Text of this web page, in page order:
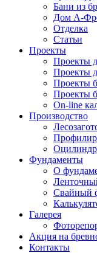
Бани из
Дом А-
Отделка
Статьи
Проекты
Проекты
Проекты
Проекты
Проекты
On-line
Производство
Фундаменты
О
Свайный
Галерея
Акция на
Контакты